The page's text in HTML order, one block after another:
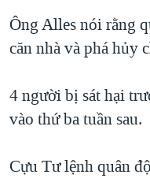
SỨC KHOẺ
VĂN HOÁ
GIÁO DỤC
TRỊNH VĨNH BÌNH -
CHI PHÍ CHIẾN TRANH
CÁC GIÁ TRỊ CỘNG
TRỊNH VĨNH BÌNH VS.
Ngôn ngữ khác
Ông Alles nói rằng
căn nhà và phá hủy
4 người bị sát hại
vào thứ ba tuần sau.
Cựu Tư lệnh quân